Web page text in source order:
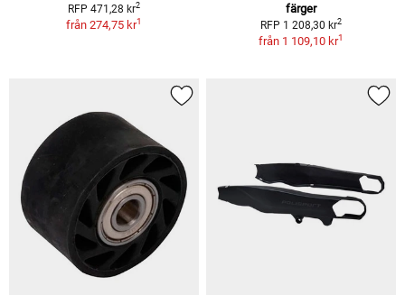
RFP 471,28 kr2
från 274,75 kr1
färger
RFP 1 208,30 kr2
från 1 109,10 kr1